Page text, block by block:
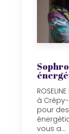
à
pour
vous a...